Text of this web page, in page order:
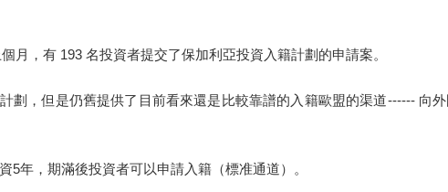
月，有 193 名投資者提交了保加利亞投資入籍計劃的申請案。
劃，但是仍舊提供了目前看來還是比較靠譜的入籍歐盟的渠道------ 向
5年，期滿後投資者可以申請入籍（標准通道）。